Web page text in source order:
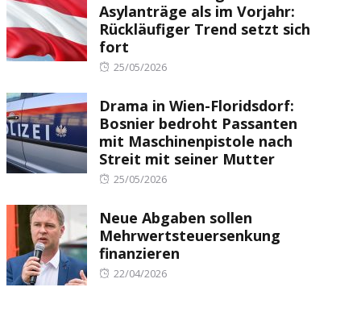
Asylanträge als im Vorjahr:
Rückläufiger Trend setzt sich
fort
Posted
25/05/2026
Drama in Wien-Floridsdorf:
Bosnier bedroht Passanten
mit Maschinenpistole nach
Streit mit seiner Mutter
Posted
25/05/2026
Neue Abgaben sollen
Mehrwertsteuersenkung
finanzieren
Posted
22/04/2026